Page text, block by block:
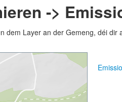
->
dem Layer an der Gemeng, déi